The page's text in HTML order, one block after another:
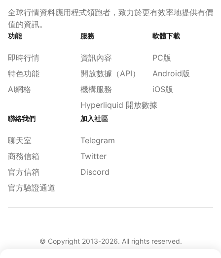
全球行情資料應用程式領跑者，致力於更有效率地提供有價
值的資訊。
功能
即時行情
特色功能
AI網格
服務
資訊內容
開放數據（API）
機構服務
Hyperliquid 開放數據
軟體下載
PC版
Android版
iOS版
聯絡我們
聊天室
商務信箱
官方信箱
官方驗證通道
加入社區
Telegram
Twitter
Discord
© Copyright 2013-2026. All rights reserved.